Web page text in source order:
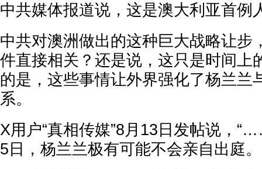
中共媒体报道说，这是澳大利亚首例
中共对澳洲做出的这种巨大战略让步
件直接相关？还是说，这只是时间上
的是，这些事情让外界强化了杨兰兰
系。
X用户“真相传媒”8月13日发帖说，
5日，杨兰兰极有可能不会亲自出庭。